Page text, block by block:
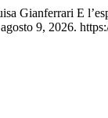
Gianferrari E
9, 2026.